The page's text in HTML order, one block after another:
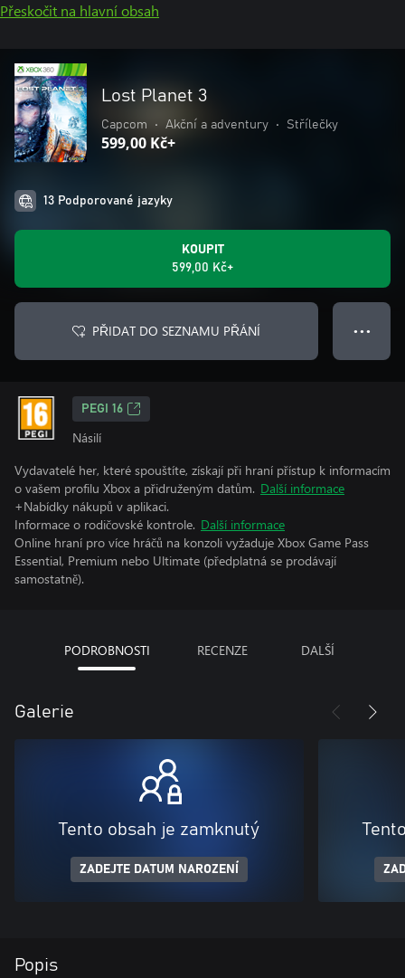
Přeskočit na hlavní obsah
Lost Planet 3
Capcom • Akční a adventury • Střílečky
599,00 Kč+
13 Podporované jazyky
KOUPIT
599,00 Kč+
PŘIDAT DO SEZNAMU PŘÁNÍ ● ● ●
PEGI 16
Násilí
Vydavatelé her, které spouštíte, získají při hraní přístup k informacím
o vašem profilu Xbox a přidruženým datům. Další informace
+Nabídky nákupů v aplikaci.
Informace o rodičovské kontrole. Další informace
Online hraní pro více hráčů na konzoli vyžaduje Xbox Game Pass
Essential, Premium nebo Ultimate (předplatná se prodávají
samostatně).
PODROBNOSTI RECENZE DALŠÍ
Galerie
Tento obsah je zamknutý
ZADEJTE DATUM NAROZENÍ
Popis